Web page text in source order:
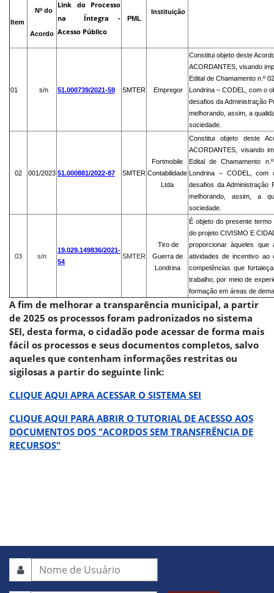
Item
Nº do
Acordo
Link do Processo
na Íntegra -
Acesso Público
PML
Instituição
01 s/n 51.000739/2021-59 SMTER Empregor
Constitui objeto deste
ACORDANTES, visando
Edital de Chamamento n.º
Londrina – CODEL, com o
desafios da Administração
melhorando, assim, a
sociedade.
02 001/2023 51.000881/2022-87 SMTER
Fortmobile
Contabilidade
Ltda
Constitui objeto deste
ACORDANTES, visando
Edital de Chamamento
Londrina – CODEL, com
desafios da Administração
melhorando, assim, a
sociedade.
03 s/n
19.029.149836/2021-
54
SMTER
Tiro de
Guerra de
Londrina
É objeto do presente
do projeto CIVISMO E
proporcionar àqueles
atividades de incentivo ao
competências que
trabalho, por meio de
formação em áreas de
A fim de melhorar a transparência municipal, a partir
de 2025 os processos foram padronizados no sistema
SEI, desta forma, o cidadão pode acessar de forma mais
fácil os processos e seus documentos completos, salvo
aqueles que contenham informações restritas ou
sigilosas a partir do seguinte link:
CLIQUE AQUI APRA ACESSAR O SISTEMA SEI
CLIQUE AQUI PARA ABRIR O TUTORIAL DE ACESSO AOS
DOCUMENTOS DOS "ACORDOS SEM TRANSFRÊNCIA DE
RECURSOS"